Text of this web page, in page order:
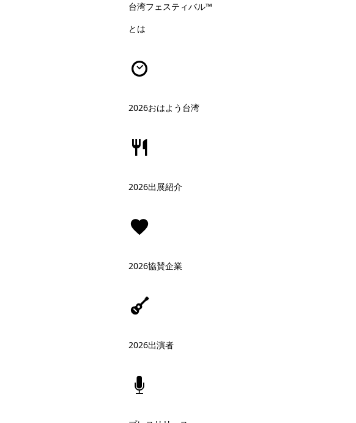
台湾フェスティバル™
とは
2026おはよう台湾
2026出展紹介
2026協賛企業
2026出演者